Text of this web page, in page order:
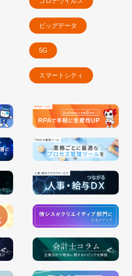
ビッグデータ
5G
スマートシティ